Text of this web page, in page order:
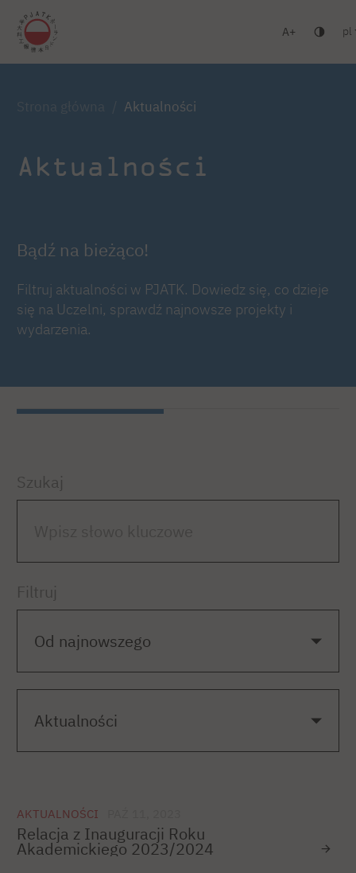
Warszawa Gdańsk Liceum Studia podyplomowe
A pl
Aktualności
Aktualności
Bądź na bieżąco!
Filtruj aktualności w PJATK. Dowiedz się, co dzieje
się na Uczelni, sprawdź najnowsze projekty i
wydarzenia.
Szukaj
Filtruj
AKTUALNOŚCI
Relacja z Inauguracji Roku
Akademickiego 2023/2024